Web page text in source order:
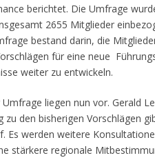
berichtet. Die Umfrage
2655 Mitglieder
bestand darin, die
für eine neue
weiter zu entwickeln.
liegen nun vor. Gerald
zu den bisherigen Vorschlägen
Es werden weitere
stärkere regionale